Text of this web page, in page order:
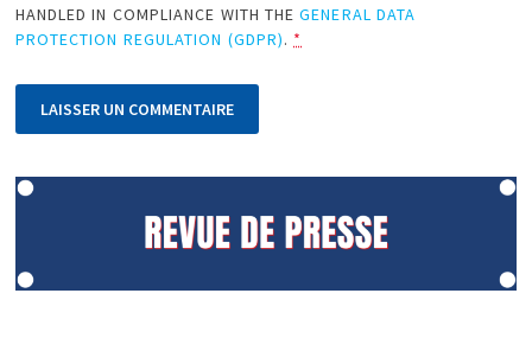
HANDLED IN COMPLIANCE WITH THEGENERAL DATA
PROTECTION REGULATION (GDPR). *